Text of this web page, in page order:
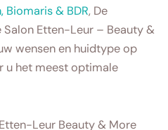
Biomaris & BDR, De
Salon Etten-Leur – Beauty &
wensen en huidtype op
u het meest optimale